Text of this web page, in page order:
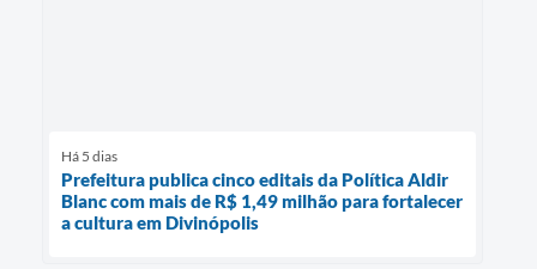
Há 5 dias
Prefeitura publica cinco editais da Política Aldir
Blanc com mais de R$ 1,49 milhão para fortalecer
a cultura em Divinópolis